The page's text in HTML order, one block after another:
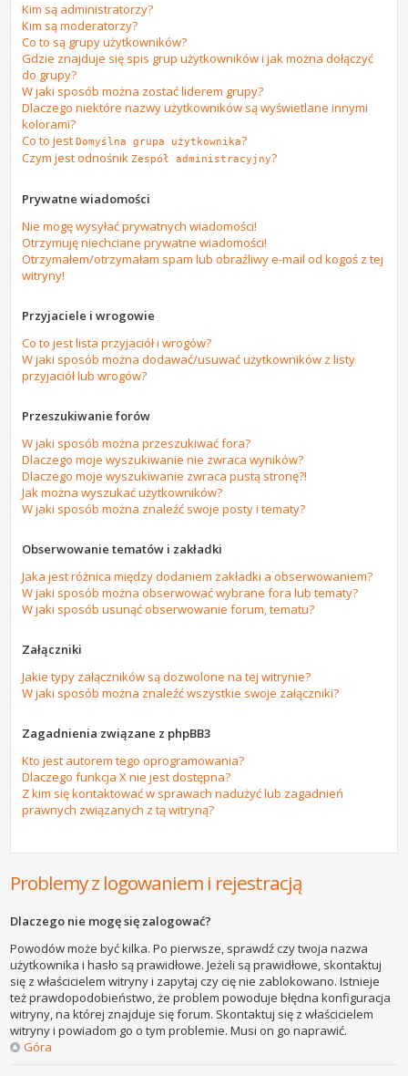
Kim są administratorzy?
Kim są moderatorzy?
Co to są grupy użytkowników?
Gdzie znajduje się spis grup użytkowników i jak można dołączyć
do grupy?
W jaki sposób można zostać liderem grupy?
Dlaczego niektóre nazwy użytkowników są wyświetlane innymi
kolorami?
Co to jestDomyślna grupa użytkownika?
Czym jest odnośnikZespół administracyjny?
Prywatne wiadomości
Nie mogę wysyłać prywatnych wiadomości!
Otrzymuję niechciane prywatne wiadomości!
Otrzymałem/otrzymałam spam lub obraźliwy e-mail od kogoś z tej
witryny!
Przyjaciele i wrogowie
Co to jest lista przyjaciół i wrogów?
W jaki sposób można dodawać/usuwać użytkowników z listy
przyjaciół lub wrogów?
Przeszukiwanie forów
W jaki sposób można przeszukiwać fora?
Dlaczego moje wyszukiwanie nie zwraca wyników?
Dlaczego moje wyszukiwanie zwraca pustą stronę?!
Jak można wyszukać użytkowników?
W jaki sposób można znaleźć swoje posty i tematy?
Obserwowanie tematów i zakładki
Jaka jest różnica między dodaniem zakładki a obserwowaniem?
W jaki sposób można obserwować wybrane fora lub tematy?
W jaki sposób usunąć obserwowanie forum, tematu?
Załączniki
Jakie typy załączników są dozwolone na tej witrynie?
W jaki sposób można znaleźć wszystkie swoje załączniki?
Zagadnienia związane z phpBB3
Kto jest autorem tego oprogramowania?
Dlaczego funkcja X nie jest dostępna?
Z kim się kontaktować w sprawach nadużyć lub zagadnień
prawnych związanych z tą witryną?
Problemy z logowaniem i rejestracją
Dlaczego nie mogę się zalogować?
Powodów może być kilka. Po pierwsze, sprawdź czy twoja nazwa
użytkownika i hasło są prawidłowe. Jeżeli są prawidłowe, skontaktuj
się z właścicielem witryny i zapytaj czy cię nie zablokowano. Istnieje
też prawdopodobieństwo, że problem powoduje błędna konfiguracja
witryny, na której znajduje się forum. Skontaktuj się z właścicielem
witryny i powiadom go o tym problemie. Musi on go naprawić.
Góra